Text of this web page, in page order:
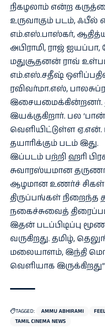
நிகழலாம் என்ற
உருவாகும் படம், ஃபீல்
எம்.எஸ்.பாஸ்கர்,
அபிராமி, ராஜ்
மதுசூதனன் ராவ்
எம்.எஸ்.சதீஷ்
ரவிவர்மா.எஸ்,
இசையமைக்கின்றனர்.
இயக்குகிறார். பல
வெளியிட்டுள்ள ஏ.என்.
தயாரிக்கும் படம் இது.
இப்படம் பற்றி ஹரி
சுவாரஸ்யமான
ஆழமான உணர்ச் சிகள்
திருப்பங்கள் நிறைந்த
நகைச்சுவைத்
இதன் படப்பிடிப்பு
வருகிறது. தமிழ்,
மலையாளம், இந்தி
வெளியாக
TAGGED: AMMU ABHIRAMI
TAMIL CINEMA NEWS